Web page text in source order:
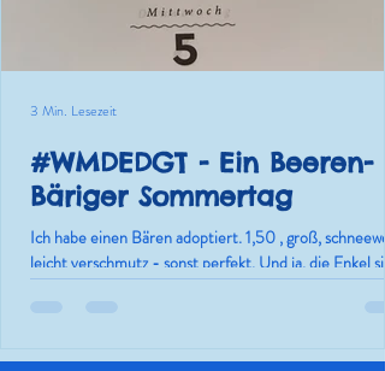
#WMDEDGT - Ein Beeren-
Bäriger Sommertag
Ich habe einen Bären adoptiert. 1,50 , groß,
leicht verschmutz - sonst perfekt. Und ja, die Enkel
3 Min. Lesezeit